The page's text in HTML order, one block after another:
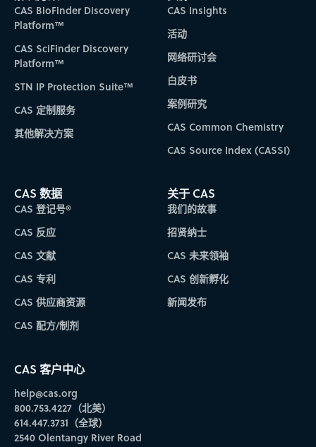
CAS BioFinder Discovery
Platform™
CAS SciFinder Discovery
Platform™
STN IP Protection Suite™
CAS 定制服务
其他解决方案
CAS Insights
活动
网络研讨会
白皮书
案例研究
CAS Common Chemistry
CAS Source Index (CASSI)
CAS 数据
CAS 登记号®
CAS 反应
CAS 文献
CAS 专利
CAS 供应商资源
CAS 配方/制剂
关于 CAS
我们的故事
招贤纳士
CAS 未来领袖
CAS 创新孵化
新闻发布
CAS 客户中心
help@cas.org
800.753.4227（北美）
614.447.3731（全球）
2540 Olentangy River Road